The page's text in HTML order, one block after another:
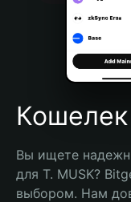
Português (Brasil)
Español (Argentina)
Кошелек
Вы ищете
для T. MUSK?
выбором. Нам